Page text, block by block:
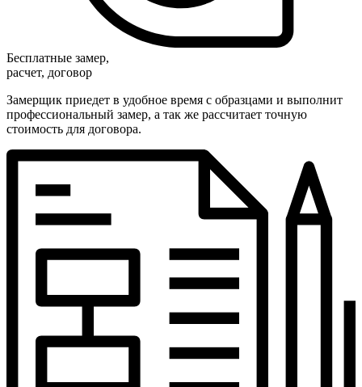
Бесплатные замер,
расчет, договор
Замерщик приедет в удобное время с образцами и выполнит
профессиональный замер, а так же рассчитает точную
стоимость для договора.